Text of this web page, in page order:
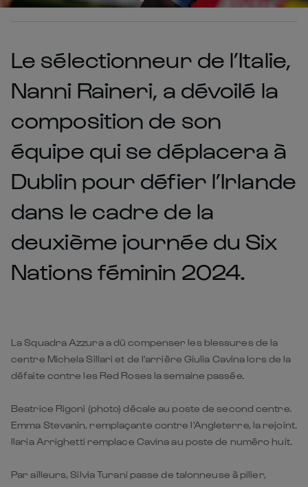
Le sélectionneur de l’Italie,
Nanni Raineri, a dévoilé la
composition de son
équipe qui se déplacera à
Dublin pour défier l’Irlande
dans le cadre de la
deuxième journée du Six
Nations féminin 2024.
La Squadra Azzura a dû compenser les blessures de la
centre Michela Sillari et de l'arrière Giulia Cavina lors de la
défaite contre les Red Roses la semaine passée.
Beatrice Rigoni (photo) décale au poste de second centre.
Emma Stevanin, remplaçante contre l'Angleterre, la rejoint.
Ilaria Arrighetti remplace Cavina au poste de numéro huit.
Par ailleurs, Silvia Turani passe de talonneuse à pilier,